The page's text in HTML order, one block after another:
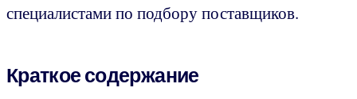
специалистами по подбору поставщиков.
Краткое содержание